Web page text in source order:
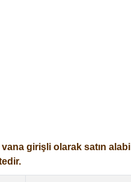
girişli olarak satın